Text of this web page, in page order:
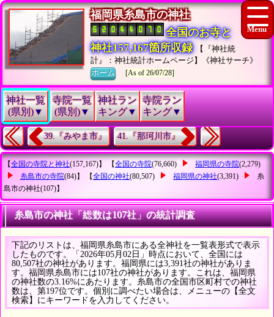
福岡県糸島市の神社
全国のお寺と
神社157,167箇所収録
【『神社統
計』：神社統計ホームページ】《神社サーチ》
ホーム
[As of 26/07/28]
神社一覧
(県別)▼
寺院一覧
(県別)▼
神社ラン
キング▼
寺院ラン
キング▼
39.『みやま市』 41.『那珂川市』
【全国の寺院と神社(157,167)】 【全国の寺院(76,660) 福岡県の寺院(2,279)
糸島市の寺院(84)】 【全国の神社(80,507) 福岡県の神社(3,391)
糸
島市の神社(107)】
糸島市の神社「総数は107社」の統計調査
下記のリストは、福岡県糸島市にある全神社を一覧表形式で表示
したものです。「2026年05月02日」時点において、全国には
80,507社の神社があります。福岡県には3,391社の神社がありま
す。福岡県糸島市には107社の神社があります。これは、福岡県
の神社数の3.16%にあたります。糸島市の全国市区町村での神社
数は、第197位です。個別に調べたい場合は、メニューの【全文
検索】にキーワードを入力してください。